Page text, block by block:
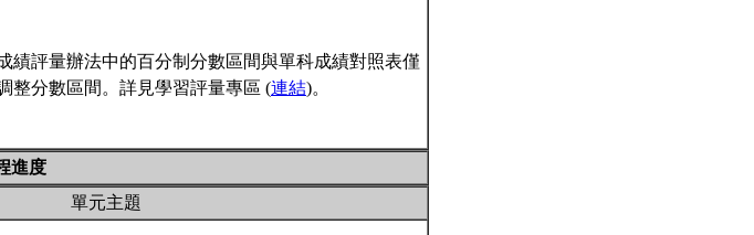
績評量辦法中的百分制分數區間與單科成績對照表僅
整分數區間。詳見學習評量專區 (連結)。
進度
單元主題